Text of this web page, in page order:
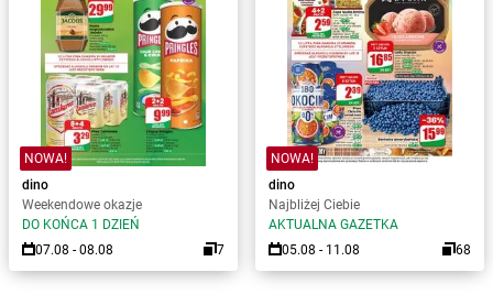
NOWA!
dino
Weekendowe okazje
DO KOŃCA 1 DZIEŃ
07.08 - 08.08
7
NOWA!
dino
Najbliżej Ciebie
AKTUALNA GAZETKA
05.08 - 11.08
68